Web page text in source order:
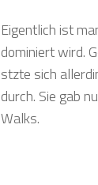
Eigentlich ist
dominiert wird.
stzte sich
durch. Sie gab
Walks.